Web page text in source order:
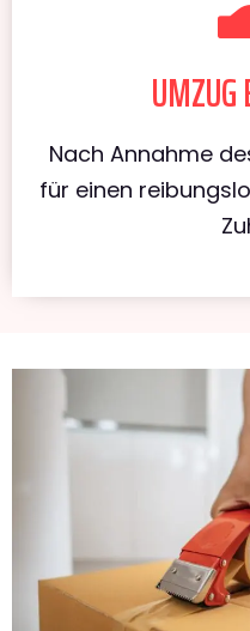
UMZUG
Nach Annahme
für einen